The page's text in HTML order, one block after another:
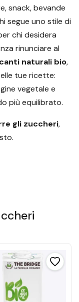
snack, bevande
segue uno stile di
chi desidera
rinunciare al
naturali bio,
tue ricette:
vegetale e
più equilibrato.
gli zuccheri,